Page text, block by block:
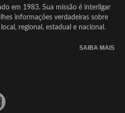
em 1983. Sua missão é interligar
informações verdadeiras sobre
regional, estadual e nacional.
SAIBA MAIS